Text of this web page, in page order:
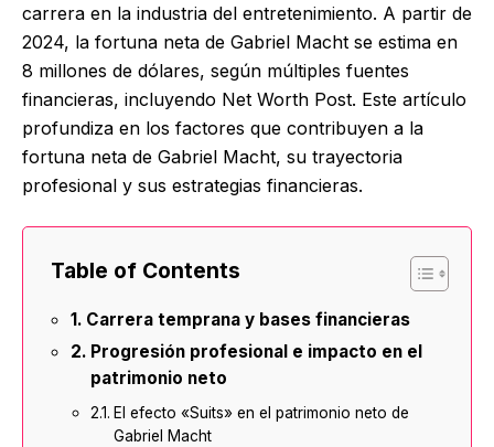
carrera en la industria del entretenimiento. A partir de
2024, la fortuna neta de Gabriel Macht se estima en
8 millones de dólares, según múltiples fuentes
financieras, incluyendo Net Worth Post. Este artículo
profundiza en los factores que contribuyen a la
fortuna neta de Gabriel Macht, su trayectoria
profesional y sus estrategias financieras.
Table of Contents
Carrera temprana y bases financieras
Progresión profesional e impacto en el
patrimonio neto
El efecto «Suits» en el patrimonio neto de
Gabriel Macht